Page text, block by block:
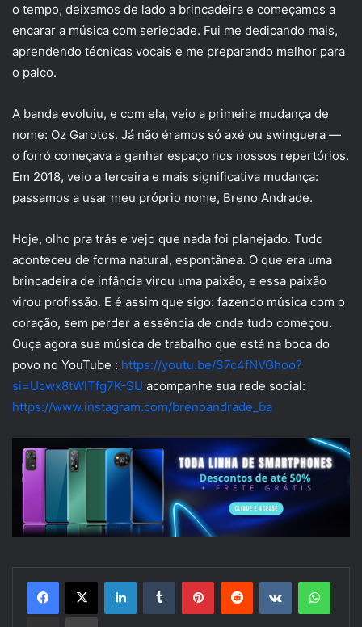
o tempo, deixamos de lado a brincadeira e começamos a
encarar a música com seriedade. Fui me dedicando mais,
aprendendo técnicas vocais e me preparando melhor para
o palco.
A banda evoluiu, e com ela, veio a primeira mudança de
nome: Oz Garotos. Já não éramos só axé ou swinguera —
o forró começava a ganhar espaço nos nossos repertórios.
Em 2018, veio a terceira e mais significativa mudança:
passamos a usar meu próprio nome, Breno Andrade.
Hoje, olho pra trás e vejo que nada foi planejado. Tudo
aconteceu de forma natural, espontânea. O que era uma
brincadeira de infância virou uma paixão, e essa paixão
virou profissão. E é assim que sigo: fazendo música com o
coração, sem perder a essência de onde tudo começou.
Ouça agora sua música de trabalho que está na boca do
povo no YouTube : https://youtu.be/S7c4fNVGhoo?
si=Ucwx8tWlTfg7K-SU acompanhe sua rede social:
https://www.instagram.com/brenoandrade_ba
LinkedinTumblr PinterestReddit VK
Compartilhar via e-mail Imprimir